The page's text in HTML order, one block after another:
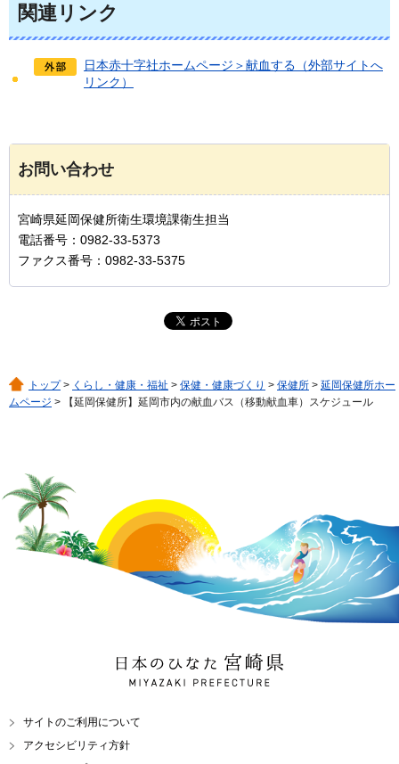
関連リンク
日本赤十字社ホームページ＞献血する（外部サイトへ
リンク）
お問い合わせ
宮崎県延岡保健所衛生環境課衛生担当
電話番号：0982-33-5373
ファクス番号：0982-33-5375
トップ> くらし・健康・福祉 > 保健・健康づくり > 保健所 > 延岡保健所ホー
ムページ > 【延岡保健所】延岡市内の献血バス（移動献血車）スケジュール
日本のひなた 宮崎県
MIYAZAKI PREFECTURE
サイトのご利用について
アクセシビリティ方針